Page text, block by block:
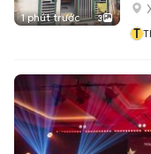
1 phút trước 3
T